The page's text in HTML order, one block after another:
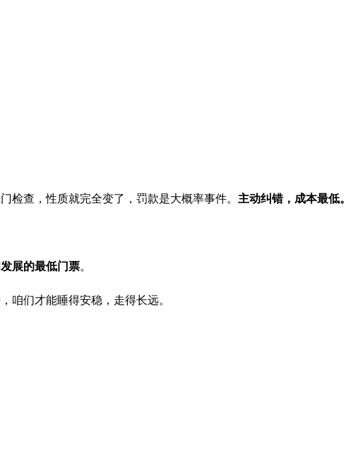
检查，性质就完全变了，罚款是大概率事件。 主动纠错，成本最低。
展的最低门票。
咱们才能睡得安稳，走得长远。